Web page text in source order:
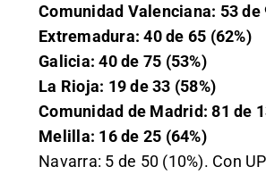
Comunidad Valenciana: 53 de
Extremadura: 40 de 65 (62%)
Galicia: 40 de 75 (53%)
La Rioja: 19 de 33 (58%)
Comunidad de Madrid: 81 de
Melilla: 16 de 25 (64%)
Navarra: 5 de 50 (10%). Con